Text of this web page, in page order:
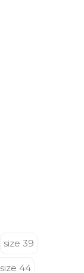
size 39
size 44